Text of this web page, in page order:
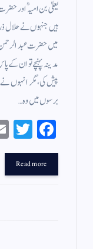
یعلیٰ بن امیہؓ اور
ہیں جنہوں نے حلال
میں حضرت
مدینہ پہنچے تو ان
پیش کی، مگر انہوں نے
برسوں میں وہ…
Fa
ce
bo
ok
T
r
Read more